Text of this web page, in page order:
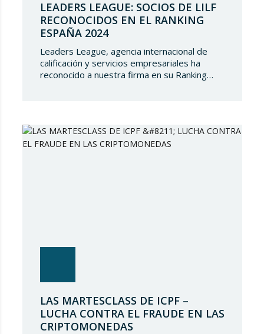
LEADERS LEAGUE: SOCIOS DE LILF
RECONOCIDOS EN EL RANKING
ESPAÑA 2024
Leaders League, agencia internacional de
calificación y servicios empresariales ha
reconocido a nuestra firma en su Ranking
de seguir siendo parte de un directorio tan
selecto, lo que demuestra el gran talento…
LAS MARTESCLASS DE ICPF –
LUCHA CONTRA EL FRAUDE EN LAS
CRIPTOMONEDAS